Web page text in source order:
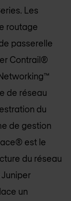
Les
routage
passerelle
Contrail®
de réseau
du
de gestion
est le
du réseau
un